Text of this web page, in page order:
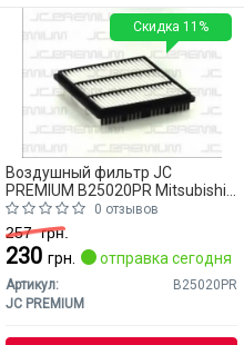
Воздушный фильтр JC
PREMIUM B25020PR Mitsubishi
L400
0 отзывов
257грн.
230 грн. отправка сегодня
Артикул:
B25020PR
JC PREMIUM
Скидка 11%